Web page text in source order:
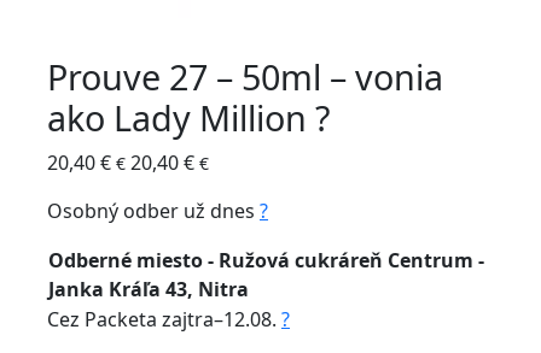
Prouve 27 – 50ml – vonia
ako Lady Million ?
20,40€ € 20,40€ €
Osobný odber už dnes ?
Odberné miesto - Ružová cukráreň Centrum -
Janka Kráľa 43, Nitra
Cez Packeta zajtra–12.08. ?